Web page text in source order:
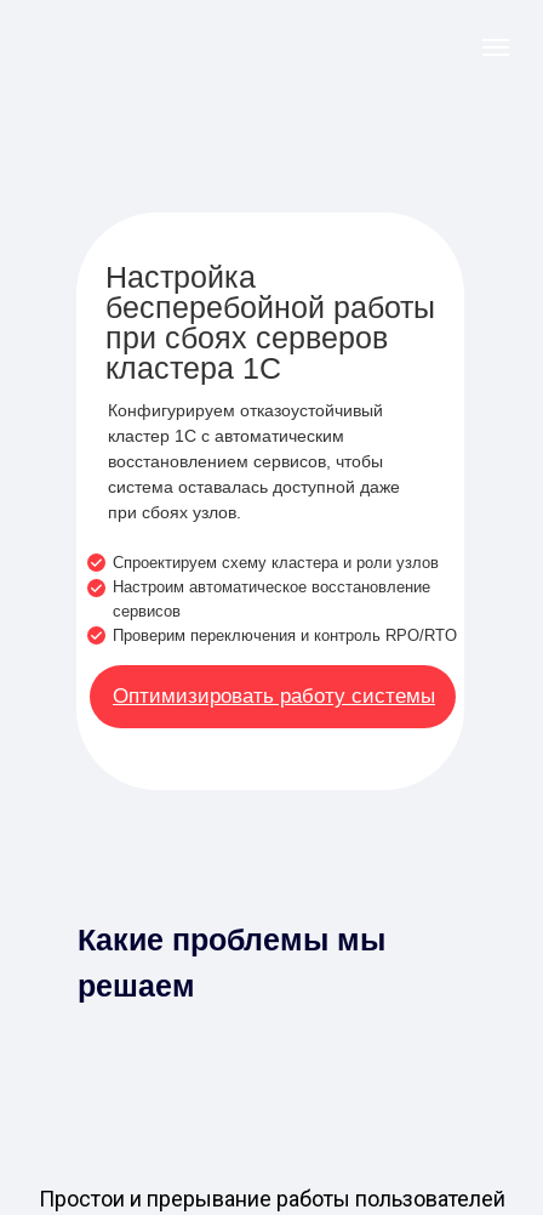
Спроектируем схему кластера и роли узлов
Настроим автоматическое восстановление
сервисов
Проверим переключения и контроль RPO/RTO
Настройка
бесперебойной работы
при сбоях серверов
кластера 1С
Конфигурируем отказоустойчивый
кластер 1С с автоматическим
восстановлением сервисов, чтобы
система оставалась доступной даже
при сбоях узлов.
Оптимизировать работу системы
Какие проблемы мы
решаем
Простои и прерывание работы пользователей